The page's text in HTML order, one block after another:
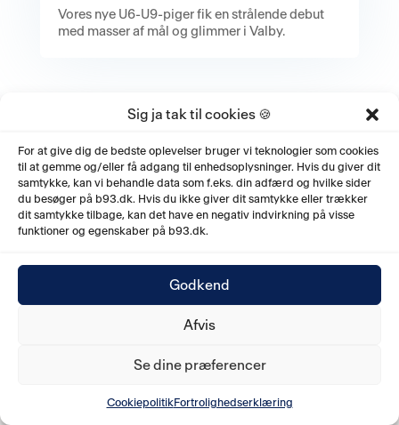
Sig ja tak til cookies 🍪
For at give dig de bedste oplevelser bruger vi teknologier som cookies
til at gemme og/eller få adgang til enhedsoplysninger. Hvis du giver dit
samtykke, kan vi behandle data som f.eks. din adfærd og hvilke sider
du besøger på b93.dk. Hvis du ikke giver dit samtykke eller trækker
dit samtykke tilbage, kan det have en negativ indvirkning på visse
funktioner og egenskaber på b93.dk.
Godkend
Afvis
Se dine præferencer
CookiepolitikFortrolighedserklæring
Vores nye U6-U9-piger fik en strålende debut
med masser af mål og glimmer i Valby.